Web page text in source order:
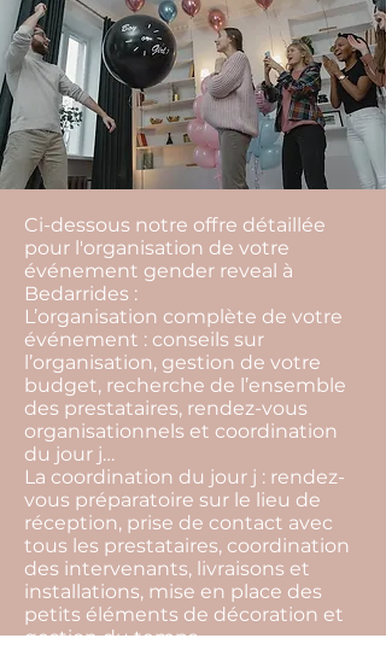
Ci-dessous notre offre détaillée
pour l'organisation de votre
événement gender reveal à
Bedarrides :
L’organisation complète de votre
événement : conseils sur
l’organisation, gestion de votre
budget, recherche de l’ensemble
des prestataires, rendez-vous
organisationnels et coordination
du jour j…
La coordination du jour j : rendez-
vous préparatoire sur le lieu de
réception, prise de contact avec
tous les prestataires, coordination
des intervenants, livraisons et
installations, mise en place des
petits éléments de décoration et
gestion du temps…